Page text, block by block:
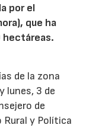
por el
que ha
hectáreas.
de la zona
lunes, 3 de
de
Rural y Política